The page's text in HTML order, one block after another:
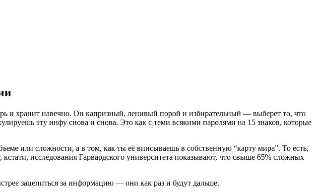
и хранит навечно. Он капризный, ленивый порой и избирательный — выберет то, что
эту инфу снова и снова. Это как с теми всякими паролями на 15 знаков, которые
или сложности, а в том, как ты её вписываешь в собственную “карту мира”. То есть,
исследования Гарвардского университета показывают, что свыше 65% сложных
зацепиться за информацию — они как раз и будут дальше.